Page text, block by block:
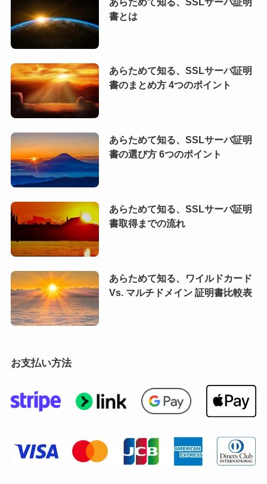
書とは
あらためて知る、SSLサーバ証明
書のまとめ方 4つのポイント
あらためて知る、SSLサーバ証明
書の選び方 6つのポイント
あらためて知る、SSLサーバ証明
書取得までの流れ
あらためて知る、ワイルドカード
Vs. マルチドメイン 証明書比較表
お支払い方法